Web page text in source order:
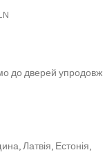
до дверей упродовж
Латвія, Естонія,